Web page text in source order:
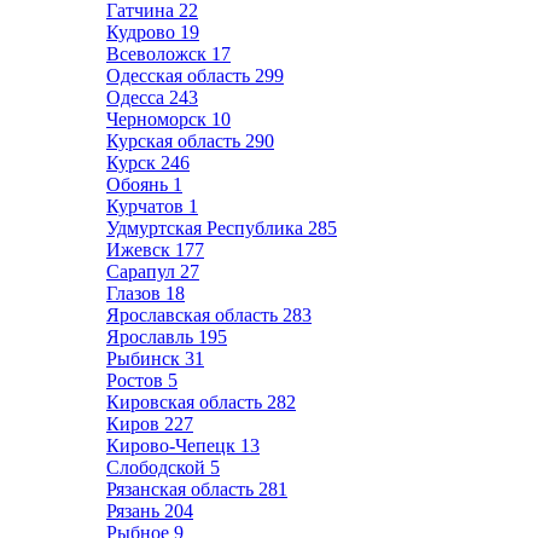
Гатчина 22
Кудрово 19
Всеволожск 17
Одесская область 299
Одесса 243
Черноморск 10
Курская область 290
Курск 246
Обоянь 1
Курчатов 1
Удмуртская Республика 285
Ижевск 177
Сарапул 27
Глазов 18
Ярославская область 283
Ярославль 195
Рыбинск 31
Ростов 5
Кировская область 282
Киров 227
Кирово-Чепецк 13
Слободской 5
Рязанская область 281
Рязань 204
Рыбное 9